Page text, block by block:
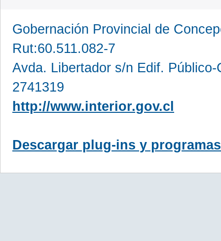
Gobernación Provincial de
Rut:60.511.082-7
Avda. Libertador s/n Edif.
2741319
http://www.interior.gov.cl
Descargar plug-ins y